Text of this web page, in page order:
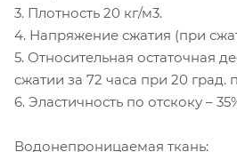
3. Плотность 20 кг/м3.
4. Напряжение сжатия (при
5. Относительная остаточная
сжатии за 72 часа при 20 град.
6. Эластичность по отскоку –
Водонепроницаемая ткань: